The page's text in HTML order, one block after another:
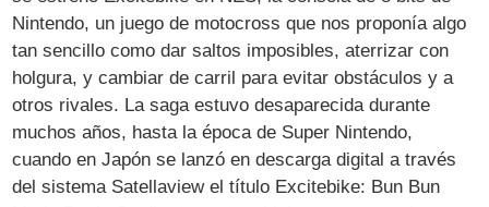
Nintendo, un juego de motocross que nos proponía algo
tan sencillo como dar saltos imposibles, aterrizar con
holgura, y cambiar de carril para evitar obstáculos y a
otros rivales. La saga estuvo desaparecida durante
muchos años, hasta la época de Super Nintendo,
cuando en Japón se lanzó en descarga digital a través
del sistema Satellaview el título Excitebike: Bun Bun